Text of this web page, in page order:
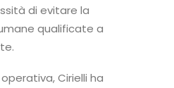
di evitare la
qualificate a
Cirielli ha